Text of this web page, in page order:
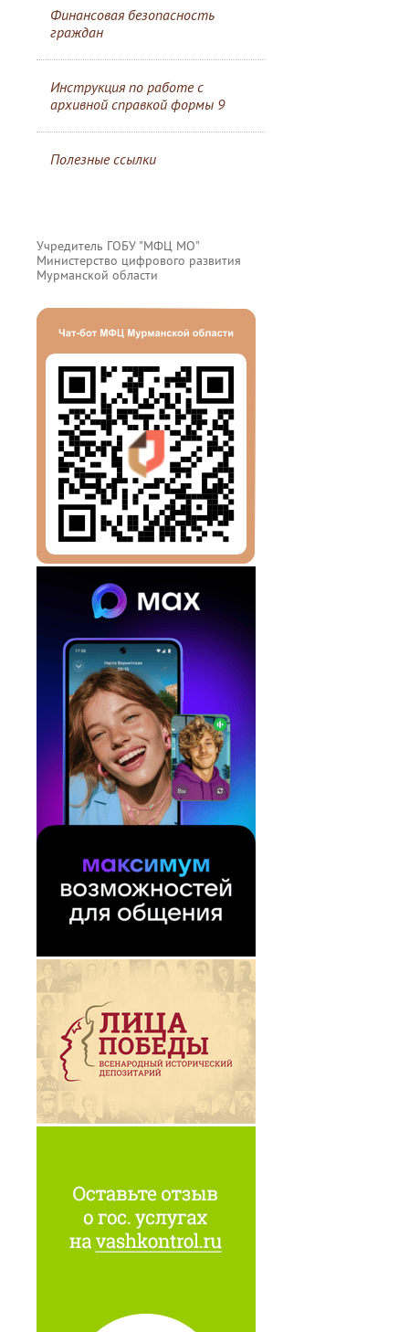
Финансовая безопасность
граждан
Инструкция по работе с
архивной справкой формы 9
Полезные ссылки
Учредитель ГОБУ "МФЦ МО"
Министерство цифрового развития
Мурманской области